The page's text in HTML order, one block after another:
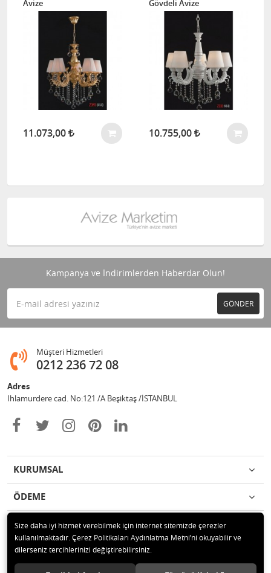
Avize
11.073,00
Gövdeli Avize
10.755,00
Kampanya ve İndirimlerden Haberdar Olun!
GÖNDER
Müşteri Hizmetleri
0212 236 72 08
Adres
Ihlamurdere cad. No:121 /A Beşiktaş /İSTANBUL
KURUMSAL
ÖDEME
İLETİŞİM
© 2020 Avize Marketim Tüm hakları saklıdır.
Size daha iyi hizmet verebilmek için internet sitemizde çerezler
kullanılmaktadır. Çerez Politikaları Aydınlatma Metni’ni okuyabilir ve
dilerseniz tercihlerinizi değiştirebilirsiniz.